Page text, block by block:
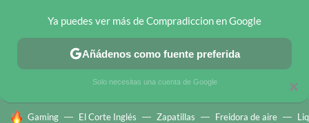
CHOLLOS TELEGRAM OFERTAS EN MÓVILES OFERTAS EN
HOY SE HABLA DE
Gaming El Corte Inglés Zapatillas Freidora de aire
×
Ya puedes ver más de Compradiccion en Google
Añádenos como fuente preferida
Solo necesitas una cuenta de Google